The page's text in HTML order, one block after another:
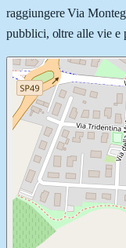
raggiungere Via
pubblici, oltre alle vie e